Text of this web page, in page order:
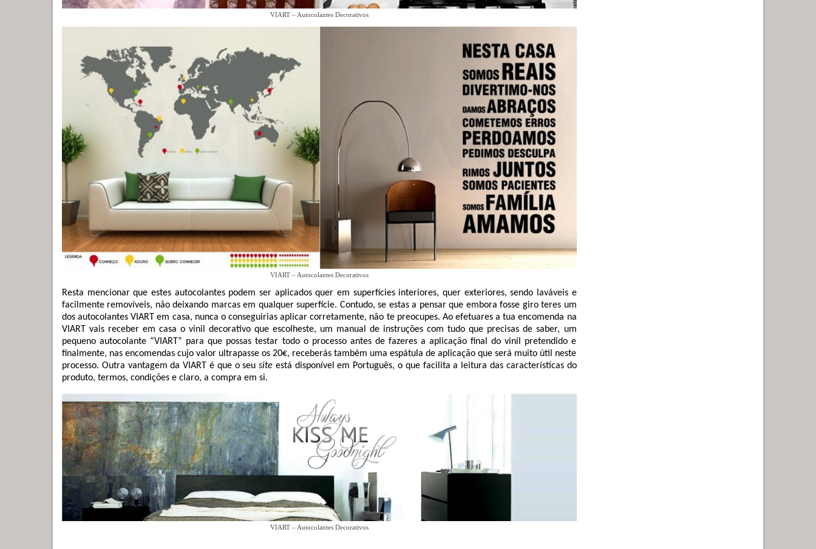
VIART – Autocolantes Decorativos
VIART – Autocolantes Decorativos
Resta mencionar que estes autocolantes podem ser aplicados quer em superfícies interiores, quer exteriores, sendo laváveis e
facilmente removíveis, não deixando marcas em qualquer superfície. Contudo, se estas a pensar que embora fosse giro teres um
dos autocolantes VIART em casa, nunca o conseguirias aplicar corretamente, não te preocupes. Ao efetuares a tua encomenda na
VIART vais receber em casa o vinil decorativo que escolheste, um manual de instruções com tudo que precisas de saber, um
pequeno autocolante “VIART” para que possas testar todo o processo antes de fazeres a aplicação final do vinil pretendido e
finalmente, nas encomendas cujo valor ultrapasse os 20€, receberás também uma espátula de aplicação que será muito útil neste
processo. Outra vantagem da VIART é que o seusite está disponível em Português, o que facilita a leitura das características do
produto, termos, condições e claro, a compra em si.
VIART – Autocolantes Decorativos